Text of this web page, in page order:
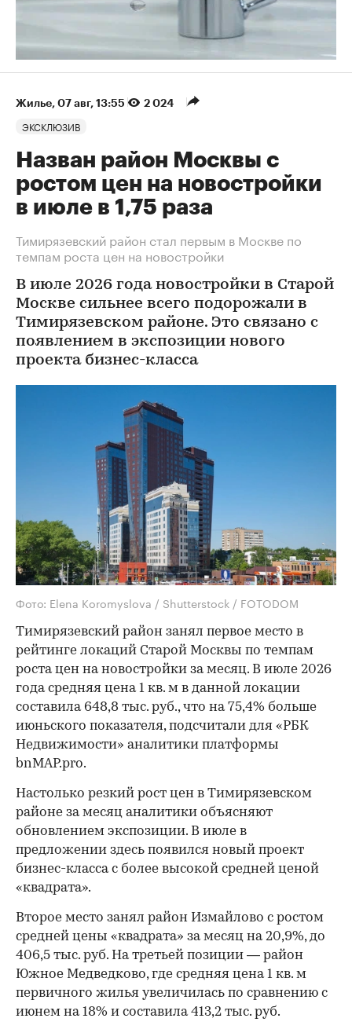
Жилье⁠, 07 авг, 13:55 2 024
ЭКСКЛЮЗИВ
Назван район Москвы с
ростом цен на новостройки
в июле в 1,75 раза
Тимирязевский район стал первым в Москве по
темпам роста цен на новостройки
В июле 2026 года новостройки в Старой
Москве сильнее всего подорожали в
Тимирязевском районе. Это связано с
появлением в экспозиции нового
проекта бизнес-класса
Фото: Elena Koromyslova / Shutterstock / FOTODOM
Тимирязевский район занял первое место в
рейтинге локаций Старой Москвы по темпам
роста цен на новостройки за месяц. В июле 2026
года средняя цена 1 кв. м в данной локации
составила 648,8 тыс. руб., что на 75,4% больше
июньского показателя, подсчитали для «РБК
Недвижимости» аналитики платформы
bnMAP.pro.
Настолько резкий рост цен в Тимирязевском
районе за месяц аналитики объясняют
обновлением экспозиции. В июле в
предложении здесь появился новый проект
бизнес-класса с более высокой средней ценой
«квадрата».
Второе место занял район Измайлово с ростом
средней цены «квадрата» за месяц на 20,9%, до
406,5 тыс. руб. На третьей позиции — район
Южное Медведково, где средняя цена 1 кв. м
первичного жилья увеличилась по сравнению с
июнем на 18% и составила 413,2 тыс. руб.